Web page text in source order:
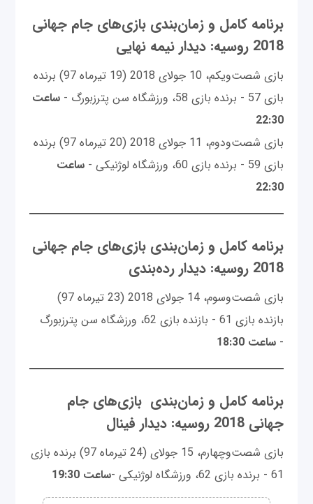
برنامه کامل و زمان‌بندی بازی‌های جام جهانی
2018 روسیه: دیدار نیمه نهایی
بازی شصت‌ویکم، 10 جولای 2018 (19 تیرماه 97) برنده
بازی 57 - برنده بازی 58، ورزشگاه سن پترزبورگ -
ساعت
22:30
بازی شصت‌ودوم، 11 جولای 2018 (20 تیرماه 97) برنده
بازی 59 - برنده بازی 60، ورزشگاه لوژنیکی -
ساعت
22:30
برنامه کامل و زمان‌بندی بازی‌های جام جهانی
2018 روسیه: دیدار رده‌بندی
بازی شصت‌وسوم، 14 جولای 2018 (23 تیرماه 97)
بازنده بازی 61 - بازنده بازی 62، ورزشگاه سن پترزبورگ
-ساعت 18:30
برنامه کامل و زمان‌بندی بازی‌های جام
جهانی 2018 روسیه: دیدار فینال
بازی شصت‌وچهارم، 15 جولای (24 تیرماه 97) برنده بازی
61 - برنده بازی 62، ورزشگاه لوژنیکی -
ساعت 19:30